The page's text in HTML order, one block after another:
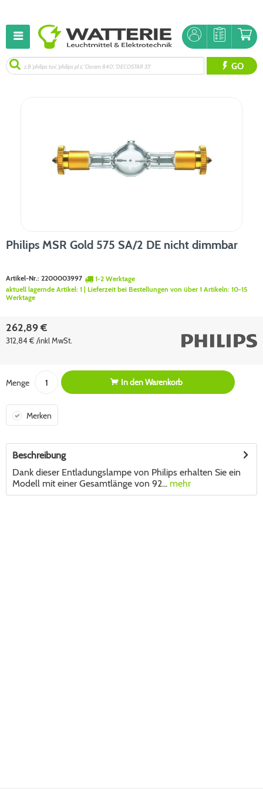
GO
Philips MSR Gold 575 SA/2 DE nicht dimmbar
Artikel-Nr.: 2200003997
1-2 Werktage
aktuell lagernde Artikel: 1 | Lieferzeit bei Bestellungen von über 1 Artikeln: 10-15
Werktage
262,89 €
312,84 € /inkl MwSt.
Menge In denWarenkorb
Merken
Beschreibung
Dank dieser Entladungslampe von Philips erhalten Sie ein
Modell mit einer Gesamtlänge von 92... mehr